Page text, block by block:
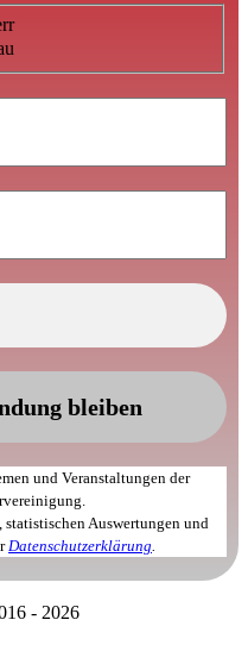
und Veranstaltungen der
Auswertungen und
Datenschutzerklärung.
- 2026